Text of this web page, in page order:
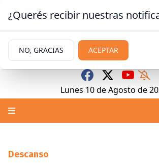
Lunes 10 de Agosto de
Descanso
¿Querés recibir nuestras
NO, GRACIAS ACEPTAR